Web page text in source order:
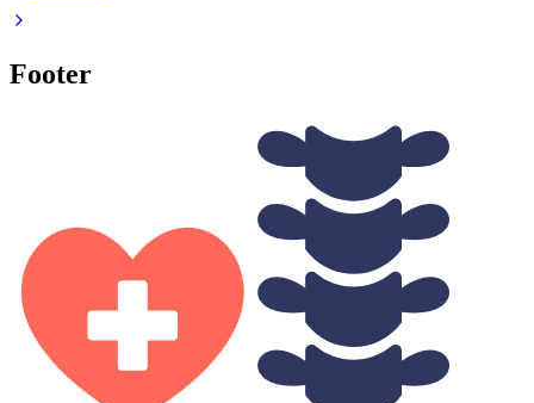
Footer